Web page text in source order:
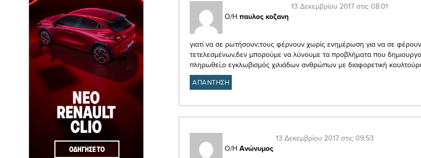
Ο/Η παυλος κοζανη
13 Δεκεμβρίου 2017 στις 08:01
γιατί να σε ρωτήσουν;τους φέρνουν χωρίς ενημέρωση για να σε
τετελεσμένων,δεν μπορούμε να λύνουμε τα προβλήματα που
πληρωθεί,ο εγκλωβισμός χιλιάδων ανθρώπων με διαφορετική
ΑΠΑΝΤΗΣΗ
Ο/Η Ανώνυμος
13 Δεκεμβρίου 2017 στις 09:53